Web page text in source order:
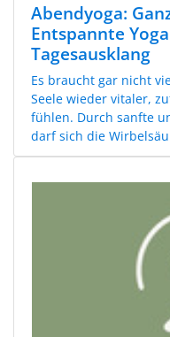
Abendyoga:
Entspannte
Tagesausklang
Es braucht gar nicht
Seele wieder vitaler,
fühlen. Durch sanfte
darf sich die